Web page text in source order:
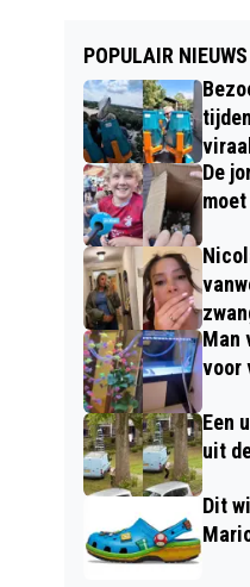
POPULAIR NIEUWS
viraal
De
Man
voor
Een
uit
Dit